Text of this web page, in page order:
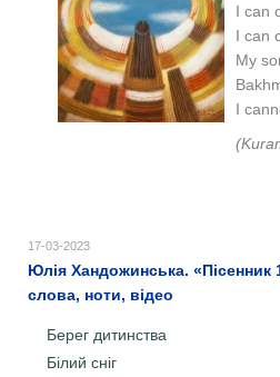
I can
I can
My
I
17-03-2023
Юлія Хандожинська. «Пісенник
слова, ноти, відео
Берег дитинства
Білий сніг